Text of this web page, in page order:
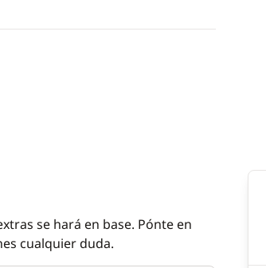
se hará en base. Pónte en
cualquier duda.